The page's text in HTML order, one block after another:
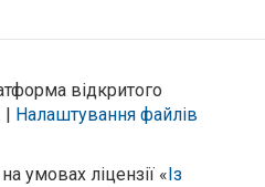
відкритого
| Налаштування файлів
умовах ліцензії «Із